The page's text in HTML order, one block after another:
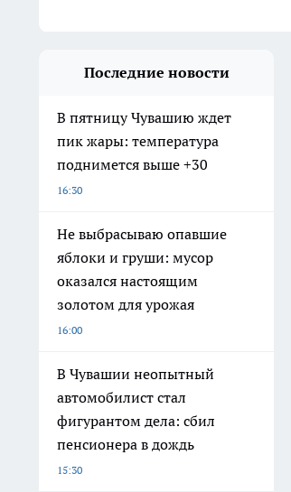
Последние новости
В пятницу Чувашию ждет
пик жары: температура
поднимется выше +30
16:30
Не выбрасываю опавшие
яблоки и груши: мусор
оказался настоящим
золотом для урожая
16:00
В Чувашии неопытный
автомобилист стал
фигурантом дела: сбил
пенсионера в дождь
15:30